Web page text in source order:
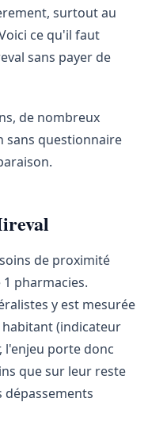
surtout au
ce qu'il faut
sans payer de
de nombreux
sans questionnaire
de proximité
pharmacies.
y est mesurée
(indicateur
l'enjeu porte donc
que sur leur reste
dépassements